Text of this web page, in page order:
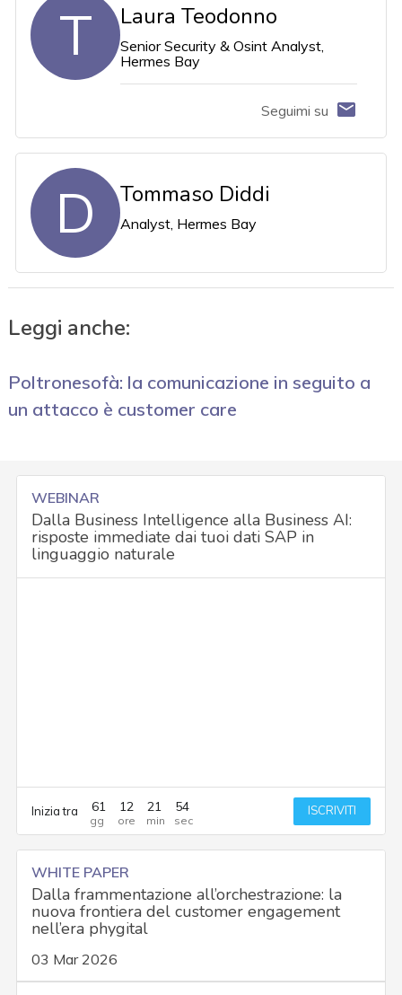
T Laura Teodonno
Senior Security & Osint Analyst,
Hermes Bay
Seguimi su
D Tommaso Diddi
Analyst, Hermes Bay
Leggi anche:
Poltronesofà: la comunicazione in seguito a
un attacco è customer care
WEBINAR
Dalla Business Intelligence alla Business AI:
risposte immediate dai tuoi dati SAP in
linguaggio naturale
Inizia tra 61 12 21 53 ISCRIVITI
WHITE PAPER
Dalla frammentazione all’orchestrazione: la
nuova frontiera del customer engagement
nell’era phygital
03 Mar 2026